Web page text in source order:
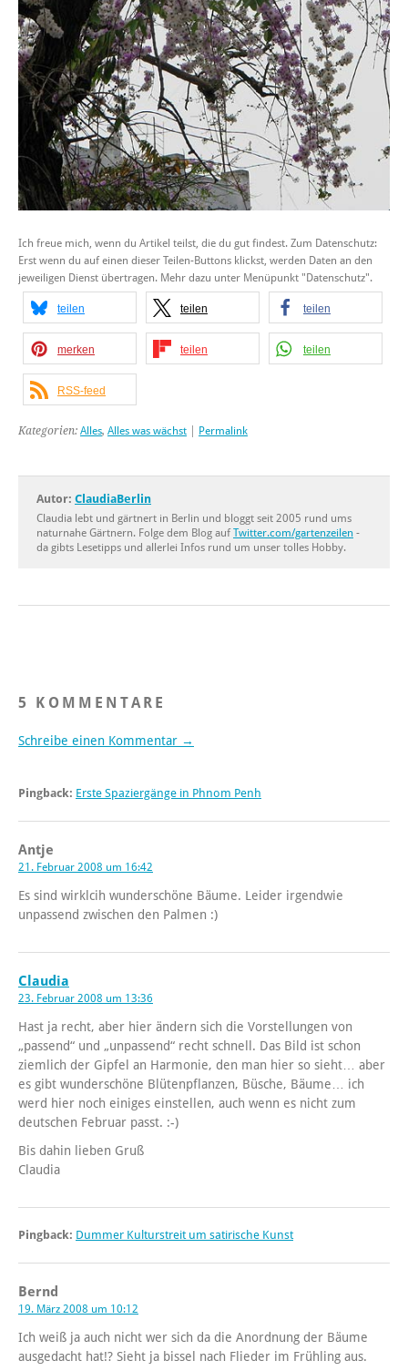
Ich freue mich, wenn du Artikel teilst, die du gut findest. Zum Datenschutz:
Erst wenn du auf einen dieser Teilen-Buttons klickst, werden Daten an den
jeweiligen Dienst übertragen. Mehr dazu unter Menüpunkt "Datenschutz".
teilen teilen teilen
merken teilen teilen
RSS-feed
Kategorien: Alles, Alles was wächst Permalink
Autor: ClaudiaBerlin
Claudia lebt und gärtnert in Berlin und bloggt seit 2005 rund ums
naturnahe Gärtnern. Folge dem Blog aufTwitter.com/gartenzeilen -
da gibts Lesetipps und allerlei Infos rund um unser tolles Hobby.
5 KOMMENTARE
Schreibe einen Kommentar →
Pingback: Erste Spaziergänge in Phnom Penh
Antje
21. Februar 2008 um 16:42
Es sind wirklcih wunderschöne Bäume. Leider irgendwie
unpassend zwischen den Palmen :)
Claudia
23. Februar 2008 um 13:36
Hast ja recht, aber hier ändern sich die Vorstellungen von
„passend“ und „unpassend“ recht schnell. Das Bild ist schon
ziemlich der Gipfel an Harmonie, den man hier so sieht… aber
es gibt wunderschöne Blütenpflanzen, Büsche, Bäume… ich
werd hier noch einiges einstellen, auch wenn es nicht zum
deutschen Februar passt. :-)
Bis dahin lieben Gruß
Claudia
Pingback: Dummer Kulturstreit um satirische Kunst
Bernd
19. März 2008 um 10:12
Ich weiß ja auch nicht wer sich da die Anordnung der Bäume
ausgedacht hat!? Sieht ja bissel nach Flieder im Frühling aus.